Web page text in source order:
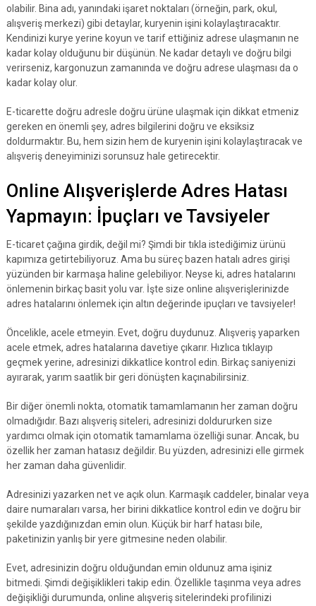
olabilir. Bina adı, yanındaki işaret noktaları (örneğin, park, okul,
alışveriş merkezi) gibi detaylar, kuryenin işini kolaylaştıracaktır.
Kendinizi kurye yerine koyun ve tarif ettiğiniz adrese ulaşmanın ne
kadar kolay olduğunu bir düşünün. Ne kadar detaylı ve doğru bilgi
verirseniz, kargonuzun zamanında ve doğru adrese ulaşması da o
kadar kolay olur.
E-ticarette doğru adresle doğru ürüne ulaşmak için dikkat etmeniz
gereken en önemli şey, adres bilgilerini doğru ve eksiksiz
doldurmaktır. Bu, hem sizin hem de kuryenin işini kolaylaştıracak ve
alışveriş deneyiminizi sorunsuz hale getirecektir.
Online Alışverişlerde Adres Hatası
Yapmayın: İpuçları ve Tavsiyeler
E-ticaret çağına girdik, değil mi? Şimdi bir tıkla istediğimiz ürünü
kapımıza getirtebiliyoruz. Ama bu süreç bazen hatalı adres girişi
yüzünden bir karmaşa haline gelebiliyor. Neyse ki, adres hatalarını
önlemenin birkaç basit yolu var. İşte size online alışverişlerinizde
adres hatalarını önlemek için altın değerinde ipuçları ve tavsiyeler!
Öncelikle, acele etmeyin. Evet, doğru duydunuz. Alışveriş yaparken
acele etmek, adres hatalarına davetiye çıkarır. Hızlıca tıklayıp
geçmek yerine, adresinizi dikkatlice kontrol edin. Birkaç saniyenizi
ayırarak, yarım saatlik bir geri dönüşten kaçınabilirsiniz.
Bir diğer önemli nokta, otomatik tamamlamanın her zaman doğru
olmadığıdır. Bazı alışveriş siteleri, adresinizi doldururken size
yardımcı olmak için otomatik tamamlama özelliği sunar. Ancak, bu
özellik her zaman hatasız değildir. Bu yüzden, adresinizi elle girmek
her zaman daha güvenlidir.
Adresinizi yazarken net ve açık olun. Karmaşık caddeler, binalar veya
daire numaraları varsa, her birini dikkatlice kontrol edin ve doğru bir
şekilde yazdığınızdan emin olun. Küçük bir harf hatası bile,
paketinizin yanlış bir yere gitmesine neden olabilir.
Evet, adresinizin doğru olduğundan emin oldunuz ama işiniz
bitmedi. Şimdi değişiklikleri takip edin. Özellikle taşınma veya adres
değişikliği durumunda, online alışveriş sitelerindeki profilinizi